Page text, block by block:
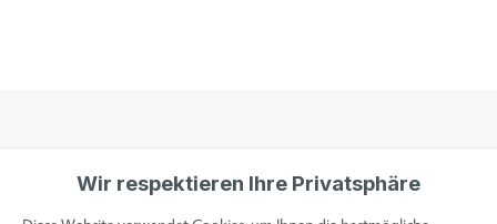
Wir respektieren Ihre Privatsphäre